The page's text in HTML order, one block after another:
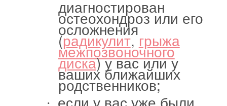
диагностирован
остеохондроз или его
осложнения
(радикулит,грыжа
межпозвоночного
диска) у вас или у
ваших ближайших
родственников;
если у вас уже были